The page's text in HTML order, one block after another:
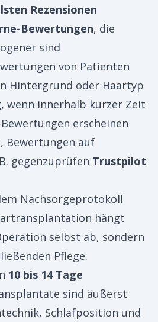
Rezensionen
Bewertungen, die
sind
von Patienten
Hintergrund oder Haartyp
wenn innerhalb kurzer Zeit
erscheinen
Bewertungen auf
gegenzuprüfen Trustpilot
Nachsorgeprotokoll
hängt
selbst ab, sondern
Pflege.
10 bis 14 Tage
sind äußerst
Schlafposition und